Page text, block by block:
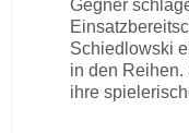
Gegner
Schiedlowski
in den Reihen.
ihre